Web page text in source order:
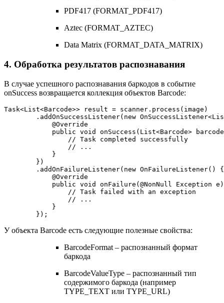
PDF417 (FORMAT_PDF417)
Aztec (FORMAT_AZTEC)
Data Matrix (FORMAT_DATA_MATRIX)
4. Обработка результатов распознавания
В случае успешного распознавания баркодов в событие
onSuccess возвращается коллекция объектов Barcode:
Task<List<Barcode>> result = scanner.process(image)
.addOnSuccessListener(new
@Override
public void onSuccess(List<Barcode>
// Task completed successfully
// ...
}
})
.addOnFailureListener(new OnFailureListener()
@Override
public void onFailure(@NonNull Exception
// Task failed with an exception
// ...
}
});
У объекта Barcode есть следующие полезные свойства:
BarcodeFormat – распознанный формат
баркода
BarcodeValueType – распознанный тип
содержимого баркода (например
TYPE_TEXT или TYPE_URL)